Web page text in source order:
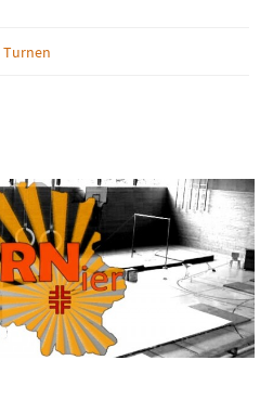
Turnen